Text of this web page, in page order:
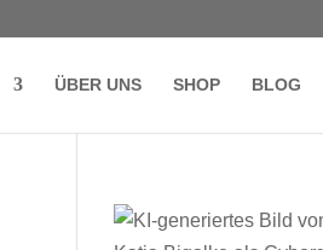
ÜBER UNS SHOP BLOG